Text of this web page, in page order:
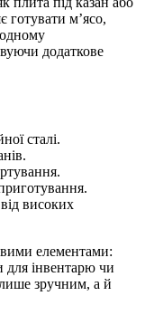
готувати м’ясо,
додаткове
сталі.
від високих
елементами:
інвентарю чи
зручним, а й